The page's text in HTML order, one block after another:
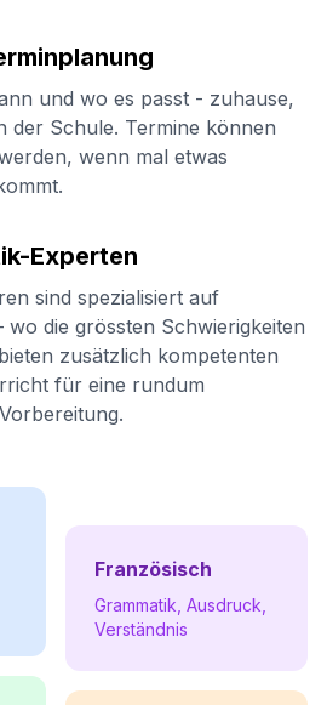
und wo es passt - zuhause,
der Schule. Termine können
wenn mal etwas
Experten
sind spezialisiert auf
wo die grössten Schwierigkeiten
zusätzlich kompetenten
für eine rundum
Französisch
Grammatik, Ausdruck,
Verständnis